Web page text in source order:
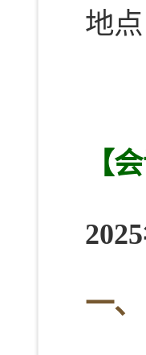
地
【
一